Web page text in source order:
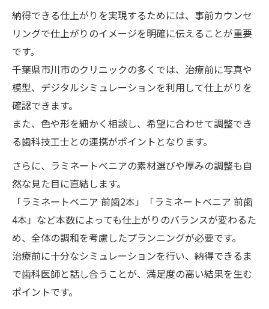
ラミネートべニア料金相場と気をつけたい点
ラミネートべニアの前歯料金相場と費用の
ラミネートべニアの前歯1本や2本の料金の
目安
前歯ラミネートべニアで料金以外に注意す
べき点
ラミネートべニアの値段と見積もり比較の
ポイント
料金相場を知り納得できるラミネートべニ
ア治療を選ぶ方法
前歯の悩みに応えるラミネートべニア活用術
前歯の色や形の悩みを解決するラミネート
べニア活用法
前歯ラミネートべニアで理想の笑顔を手に
納得できる仕上がりを実現するためには、事前カウンセ
リングで仕上がりのイメージを明確に伝えることが重要
です。
千葉県市川市のクリニックの多くでは、治療前に写真や
模型、デジタルシミュレーションを利用して仕上がりを
確認できます。
また、色や形を細かく相談し、希望に合わせて調整でき
る歯科技工士との連携がポイントとなります。
さらに、ラミネートべニアの素材選びや厚みの調整も自
然な見た目に直結します。
「ラミネートベニア 前歯2本」「ラミネートベニア 前歯
4本」など本数によっても仕上がりのバランスが変わるた
め、全体の調和を考慮したプランニングが必要です。
治療前に十分なシミュレーションを行い、納得できるま
で歯科医師と話し合うことが、満足度の高い結果を生む
ポイントです。